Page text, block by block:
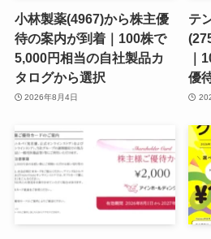
小林製薬(4967)から株主優
待の案内が到着｜100株で
5,000円相当の自社製品カ
タログから選択
2026年8月4日
テ
｜
優